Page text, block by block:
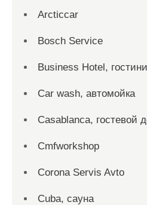
Arcticcar
Bosch Service
Business Hotel,
Car wash, автомойка
Casablanca, гостевой
Cmfworkshop
Corona Servis Avto
Cuba, сауна